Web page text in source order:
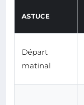
ASTUCE
Départ
matinal